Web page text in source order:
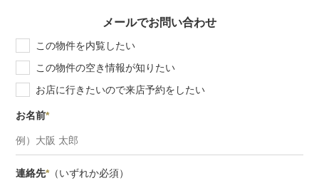
メールでお問い合わせ
この物件を内覧したい
この物件の空き情報が知りたい
お店に行きたいので来店予約をしたい
お名前*
連絡先*（いずれか必須）